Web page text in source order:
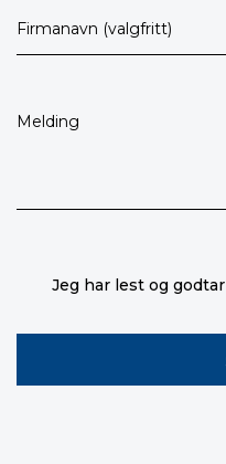
Jeg har lest og godtar